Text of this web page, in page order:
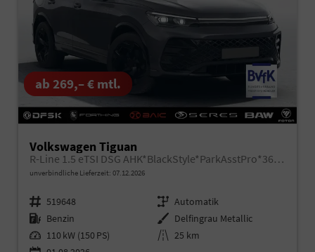
ab 269,– € mtl.
Volkswagen Tiguan
R-Line 1.5 eTSI DSG AHK*BlackStyle*ParkAsstPro*360° Kamera*Android Auto*Navi*SHZ*Matrix*HUD
unverbindliche Lieferzeit: 07.12.2026
Fahrzeugnr. 519648 Getriebe Automatik
Kraftstoff Benzin Außenfarbe Delfingrau Metallic
Leistung 110 kW (150 PS) Kilometerstand 25 km